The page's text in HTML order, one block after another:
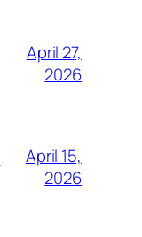
April 27,
2026
April 15,
2026